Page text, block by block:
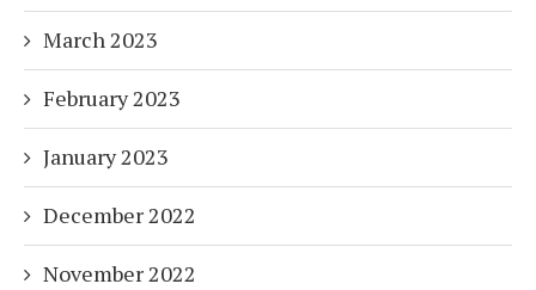
March 2023
February 2023
January 2023
December 2022
November 2022